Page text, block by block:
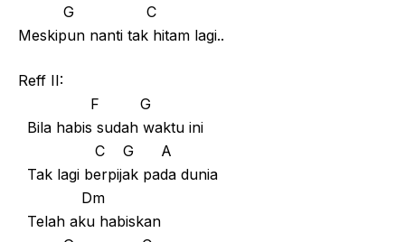
G C
Meskipun nanti tak hitam lagi..
Reff II:
F G
Bila habis sudah waktu ini
C G A
Tak lagi berpijak pada dunia
Dm
Telah aku habiskan